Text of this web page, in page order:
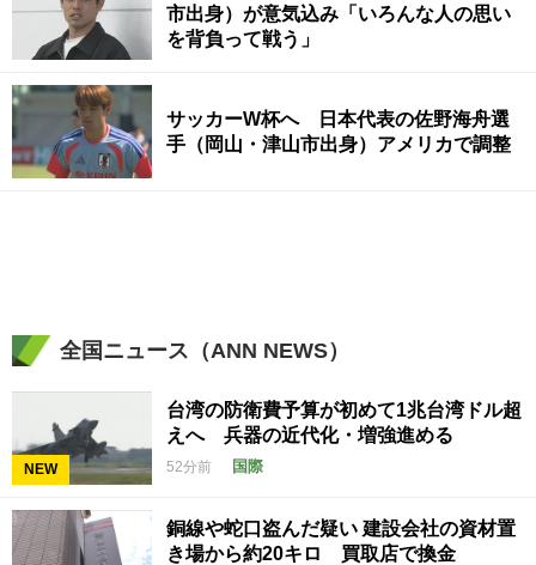
市出身）が意気込み「いろんな人の思い
を背負って戦う」
サッカーW杯へ 日本代表の佐野海舟選
手（岡山・津山市出身）アメリカで調整
全国ニュース（ANN NEWS）
NEW
台湾の防衛費予算が初めて1兆台湾ドル超
えへ 兵器の近代化・増強進める
52分前 国際
銅線や蛇口盗んだ疑い 建設会社の資材置
き場から約20キロ 買取店で換金